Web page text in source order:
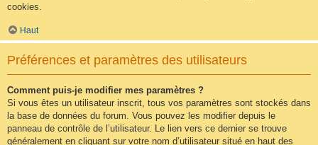
cookies.
Haut
Préférences et paramètres des utilisateurs
Comment puis-je modifier mes paramètres ?
Si vous êtes un utilisateur inscrit, tous vos paramètres sont stockés dans
la base de données du forum. Vous pouvez les modifier depuis le
panneau de contrôle de l’utilisateur. Le lien vers ce dernier se trouve
généralement en cliquant sur votre nom d’utilisateur situé en haut des